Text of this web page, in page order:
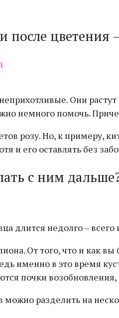
после цветения
Они
немного помочь.
розу. Но, к примеру,
и его оставлять без
с ним
длится недолго –
От того, что и как
именно в это время
почки
разделить на